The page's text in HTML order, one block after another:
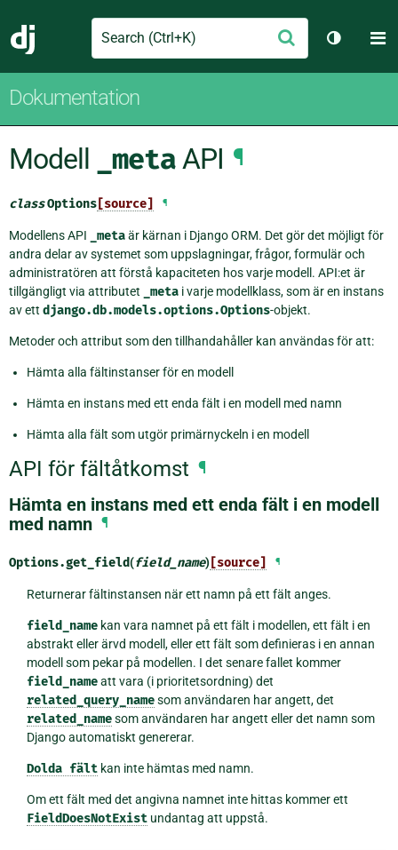
Django
Search Skicka
Växla
Dokumentation
Modell _metaAPI ¶
classOptions [source] ¶
Modellens API _metaär kärnan i Django ORM. Det gör det möjligt för
andra delar av systemet som uppslagningar, frågor, formulär och
administratören att förstå kapaciteten hos varje modell. API:et är
tillgängligt via attributet
_meta i varje modellklass, som är en instans
av ett django.db.models.options.Options-objekt.
Metoder och attribut som den tillhandahåller kan användas för att:
Hämta alla fältinstanser för en modell
Hämta en instans med ett enda fält i en modell med namn
Hämta alla fält som utgör primärnyckeln i en modell
API för fältåtkomst ¶
Hämta en instans med ett enda fält i en modell
med namn ¶
Options.get_field(field_name) [source] ¶
Returnerar fältinstansen när ett namn på ett fält anges.
field_namekan vara namnet på ett fält i modellen, ett fält i en
abstrakt eller ärvd modell, eller ett fält som definieras i en annan
modell som pekar på modellen. I det senare fallet kommer
field_nameatt vara (i prioritetsordning) det
related_query_namesom användaren har angett, det
related_namesom användaren har angett eller det namn som
Django automatiskt genererar.
Dolda fältkan inte hämtas med namn.
Om ett fält med det angivna namnet inte hittas kommer ett
FieldDoesNotExistundantag att uppstå.